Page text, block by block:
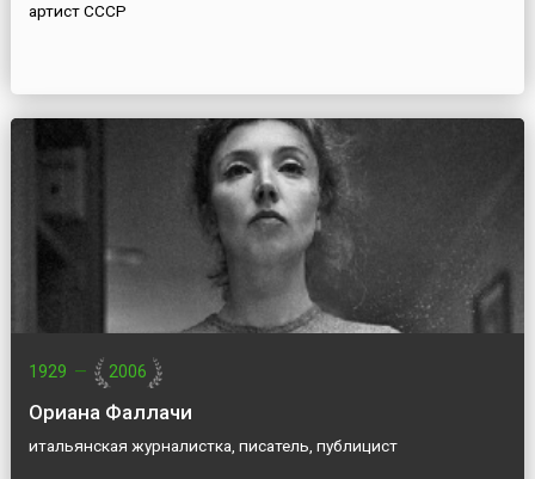
артист СССР
1929 — 2006
Ориана Фаллачи
итальянская журналистка, писатель, публицист